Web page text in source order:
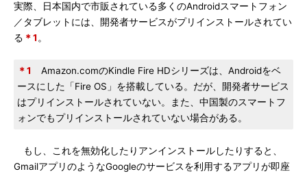
実際、日本国内で市販されている多くのAndroidスマートフォン
／タブレットには、開発者サービスがプリインストールされてい
る ＊1 。
＊1
Amazon.comのKindle Fire HDシリーズは、Androidをベ
ースにした「Fire OS」を搭載している。だが、開発者サービス
はプリインストールされていない。また、中国製のスマートフ
ォンでもプリインストールされていない場合がある。
もし、これを無効化したりアンインストールしたりすると、
GmailアプリのようなGoogleのサービスを利用するアプリが即座